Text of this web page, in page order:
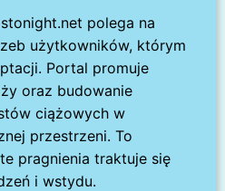
polega na
użytkowników, którym
Portal promuje
oraz budowanie
ciążowych w
przestrzeni. To
pragnienia traktuje się
i wstydu.